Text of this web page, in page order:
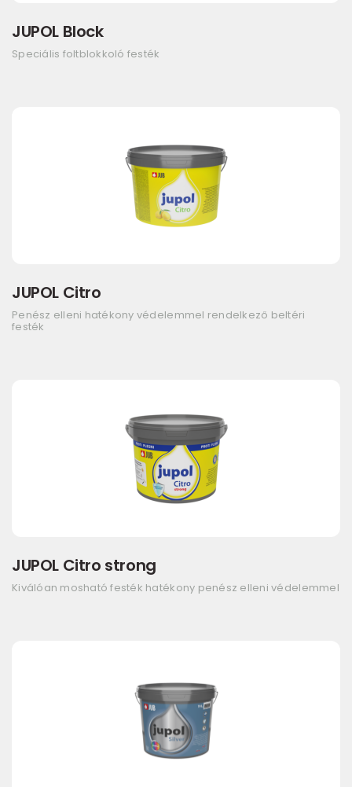
JUPOL Block
Speciális foltblokkoló festék
JUPOL Citro
Penész elleni hatékony védelemmel rendelkező beltéri
festék
JUPOL Citro strong
Kiválóan mosható festék hatékony penész elleni védelemmel